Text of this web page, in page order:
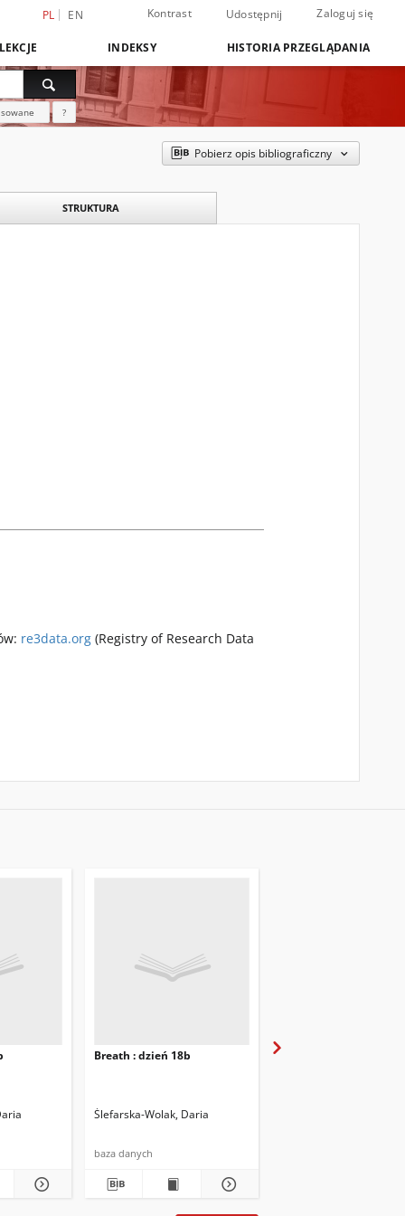
PL EN Kontrast Udostępnij Zaloguj się
INDEKSY HISTORIA PRZEGLĄDANIA
?
Pobierz opis bibliograficzny
STRUKTURA
re3data.org (Registry of Research Data
Breath : dzień 18b
Ślefarska-Wolak, Daria
baza danych